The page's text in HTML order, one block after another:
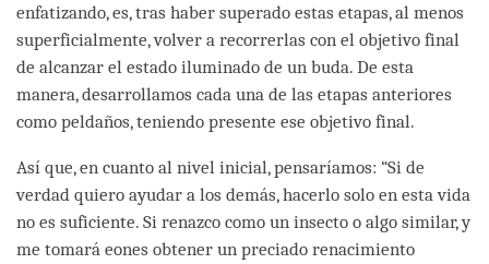
enfatizando, es, tras haber superado estas etapas, al menos
superficialmente, volver a recorrerlas con el objetivo final
de alcanzar el estado iluminado de un buda. De esta
manera, desarrollamos cada una de las etapas anteriores
como peldaños, teniendo presente ese objetivo final.
Así que, en cuanto al nivel inicial, pensaríamos: “Si de
verdad quiero ayudar a los demás, hacerlo solo en esta vida
no es suficiente. Si renazco como un insecto o algo similar, y
me tomará eones obtener un preciado renacimiento